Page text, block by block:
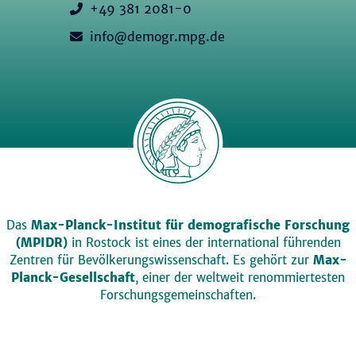
+49 381 2081-0
info@demogr.mpg.de
Das Max-Planck-Institut für demografische Forschung
(MPIDR)in Rostock ist eines der international führenden
Zentren für Bevölkerungswissenschaft. Es gehört zur Max-
Planck-Gesellschaft, einer der weltweit renommiertesten
Forschungsgemeinschaften.